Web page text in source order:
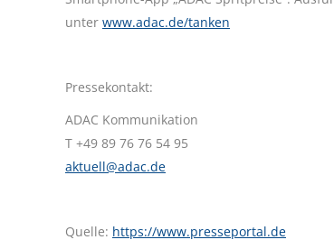
unter www.adac.de/tanken
Pressekontakt:
ADAC Kommunikation
T +49 89 76 76 54 95
aktuell@adac.de
Quelle: https://www.presseportal.de